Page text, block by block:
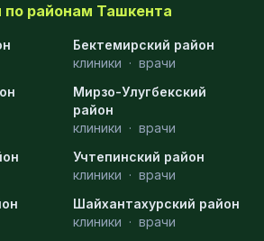
по районам Ташкента
Бектемирский район
клиники · врачи
Мирзо-Улугбекский
район
клиники · врачи
Учтепинский район
клиники · врачи
Шайхантахурский район
клиники · врачи